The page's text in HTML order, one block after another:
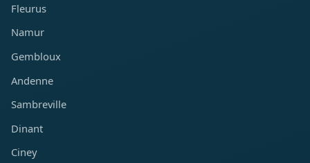
Fleurus
Namur
Gembloux
Andenne
Sambreville
Dinant
Ciney